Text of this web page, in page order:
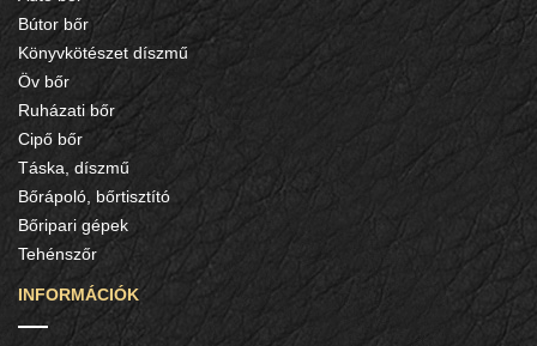
Bútor bőr
Könyvkötészet díszmű
Öv bőr
Ruházati bőr
Cipő bőr
Táska, díszmű
Bőrápoló, bőrtisztító
Bőripari gépek
Tehénszőr
INFORMÁCIÓK